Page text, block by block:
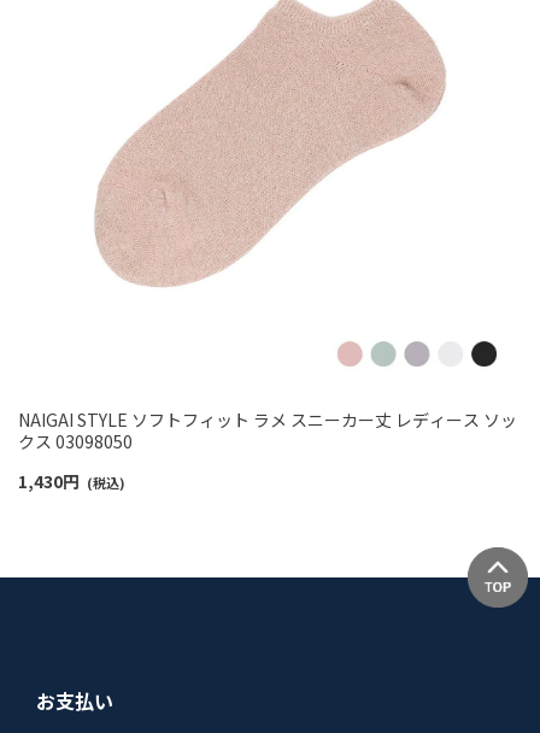
NAIGAI STYLE ソフトフィット ラメ スニーカー丈 レディース ソッ
クス 03098050
1,430円 (税込)
お支払い